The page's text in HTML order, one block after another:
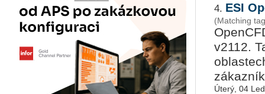
4. ESI
(Matching
v2112.
Úterý, 04